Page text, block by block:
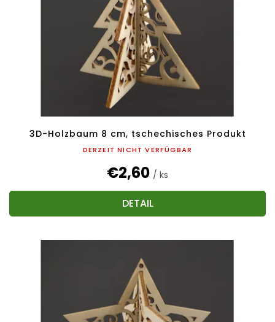
3D-Holzbaum 8 cm, tschechisches Produkt
DERZEIT NICHT VERFÜGBAR
€2,60 / ks
DETAIL